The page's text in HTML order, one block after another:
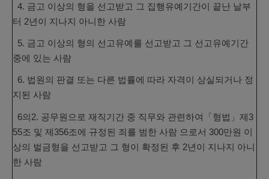
4. 금고 이상의 형을 선고받고 그 집행유예기간이 끝난 날부
터 2년이 지나지 아니한 사람
5. 금고 이상의 형의 선고유예를 선고받고 그 선고유예기간
중에 있는 사람
6. 법원의 판결 또는 다른 법률에 따라 자격이 상실되거나 정
지된 사람
6의2. 공무원으로 재직기간 중 직무와 관련하여「형법」제3
55조 및 제356조에 규정된 죄를 범한 사람 으로서 300만원 이
상의 벌금형을 선고받고 그 형이 확정된 후 2년이 지나지 아니
한 사람